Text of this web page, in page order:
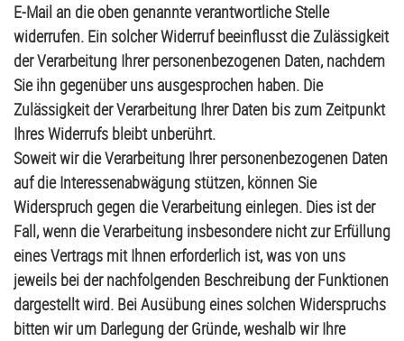
E-Mail an die oben genannte verantwortliche Stelle
widerrufen. Ein solcher Widerruf beeinflusst die Zulässigkeit
der Verarbeitung Ihrer personenbezogenen Daten, nachdem
Sie ihn gegenüber uns ausgesprochen haben. Die
Zulässigkeit der Verarbeitung Ihrer Daten bis zum Zeitpunkt
Ihres Widerrufs bleibt unberührt.
Soweit wir die Verarbeitung Ihrer personenbezogenen Daten
auf die Interessenabwägung stützen, können Sie
Widerspruch gegen die Verarbeitung einlegen. Dies ist der
Fall, wenn die Verarbeitung insbesondere nicht zur Erfüllung
eines Vertrags mit Ihnen erforderlich ist, was von uns
jeweils bei der nachfolgenden Beschreibung der Funktionen
dargestellt wird. Bei Ausübung eines solchen Widerspruchs
bitten wir um Darlegung der Gründe, weshalb wir Ihre